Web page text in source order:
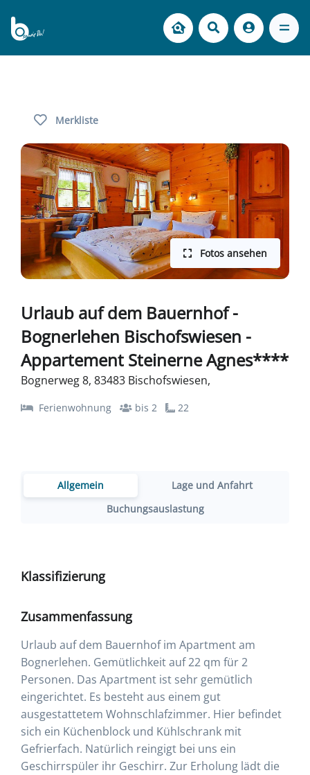
Merkliste
Fotos ansehen
Urlaub auf dem Bauernhof -
Bognerlehen Bischofswiesen -
Appartement Steinerne Agnes****
Bognerweg 8, 83483 Bischofswiesen,
Ferienwohnung bis 2 22
Allgemein
Lage und Anfahrt
Buchungsauslastung
Klassifizierung
Zusammenfassung
Urlaub auf dem Bauernhof im Apartment am
Bognerlehen. Gemütlichkeit auf 22 qm für 2
Personen. Das Apartment ist sehr gemütlich
eingerichtet. Es besteht aus einem gut
ausgestattetem Wohnschlafzimmer. Hier befindet
sich ein Küchenblock und Kühlschrank mit
Gefrierfach. Natürlich reingigt bei uns ein
Geschirrspüler ihr Geschirr. Zur Erholung lädt die